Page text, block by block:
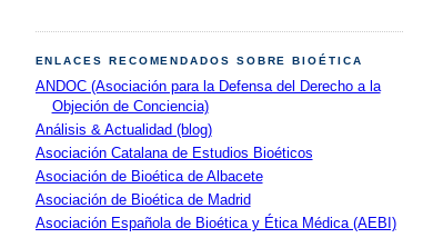
ENLACES RECOMENDADOS SOBRE BIOÉTICA
ANDOC (Asociación para la Defensa del Derecho a la
Objeción de Conciencia)
Análisis & Actualidad (blog)
Asociación Catalana de Estudios Bioéticos
Asociación de Bioética de Albacete
Asociación de Bioética de Madrid
Asociación Española de Bioética y Ética Médica (AEBI)